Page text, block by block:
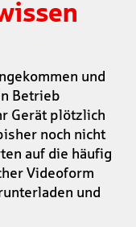
und
Betrieb
Gerät plötzlich
noch nicht
auf die häufig
Videoform
und